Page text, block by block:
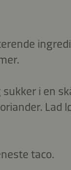
sukker i en
Lad
taco.